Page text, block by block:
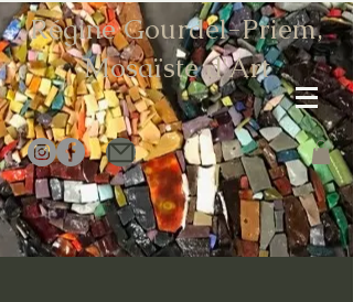
Régine Gourdel-Priem,
Mosaïste d'Art